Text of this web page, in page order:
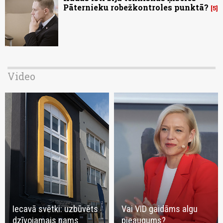
Pāternieku robežkontroles punktā? 5
Video
Iecavā svētki: uzbūvēts
dzīvojamais nams
Vai VID gaidāms algu
pieaugums?